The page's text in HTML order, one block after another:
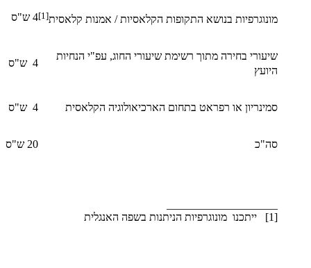
מונוגרפיות בנושא התקופות הקלאסיות / אמנות קלאסית[1] 4 ש"ס
שיעורי בחירה מתוך רשימת שיעורי החוג, עפ"י הנחיות
היועץ
4 ש"ס
סמינריון או רפראט בתחום הארכיאולוגיה הקלאסית 4 ש"ס
סה"כ 20 ש"ס
​[1] ייתכנו מונוגרפיות הניתנות בשפה האנגלית